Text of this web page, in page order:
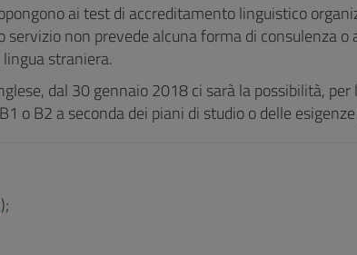
ai test di accreditamento linguistico
non prevede alcuna forma di consulenza
straniera.
dal 30 gennaio 2018 ci sarà la possibilità, per
o B2 a seconda dei piani di studio o delle
);